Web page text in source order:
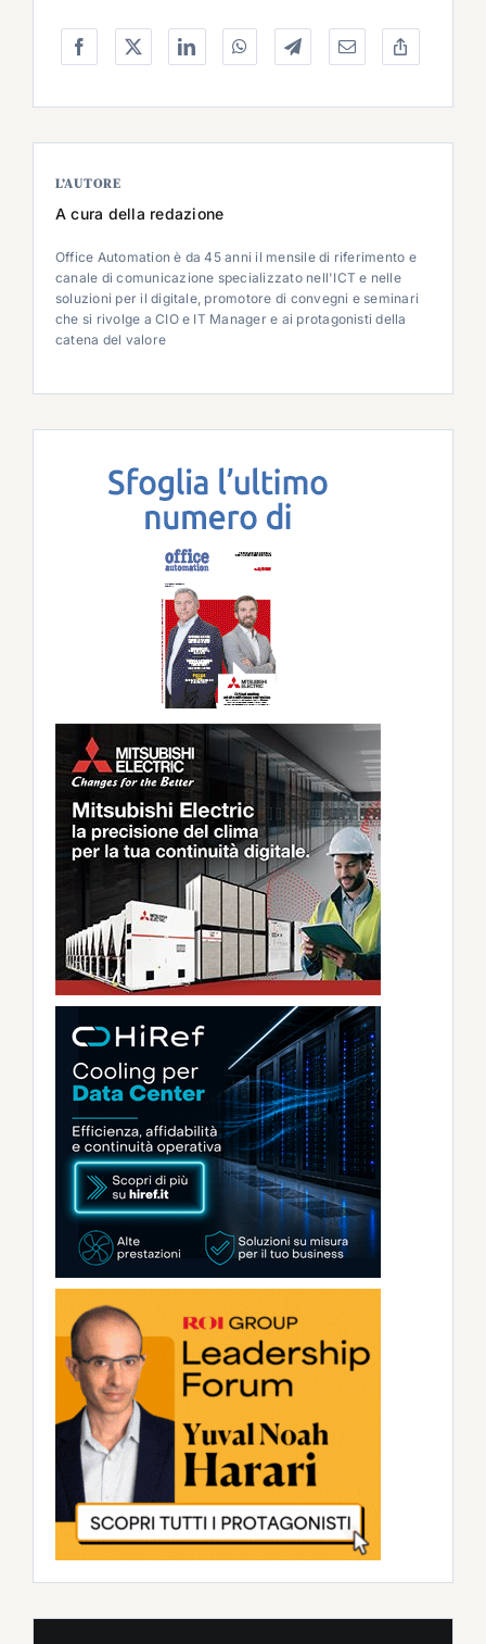
L’AUTORE
A cura della redazione
Office Automation è da 45 anni il mensile di riferimento e
canale di comunicazione specializzato nell'ICT e nelle
soluzioni per il digitale, promotore di convegni e seminari
che si rivolge a CIO e IT Manager e ai protagonisti della
catena del valore